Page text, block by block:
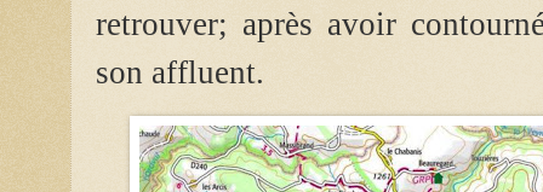
retrouver; après avoir
son affluent.